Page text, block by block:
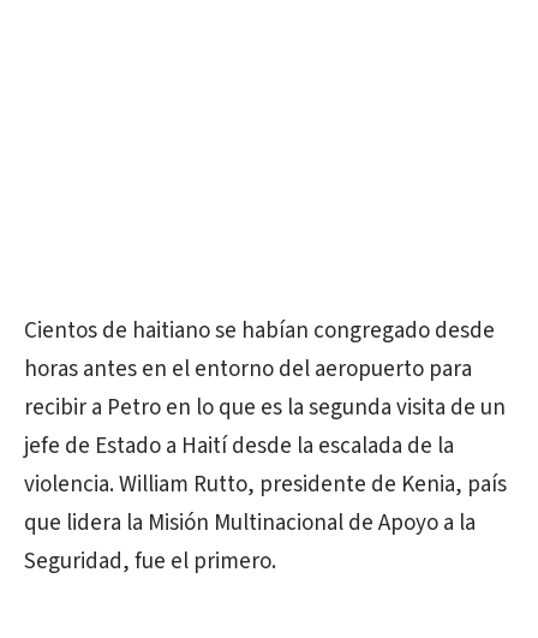
Cientos de haitiano se habían congregado desde
horas antes en el entorno del aeropuerto para
recibir a Petro en lo que es la segunda visita de un
jefe de Estado a Haití desde la escalada de la
violencia. William Rutto, presidente de Kenia, país
que lidera la Misión Multinacional de Apoyo a la
Seguridad, fue el primero.